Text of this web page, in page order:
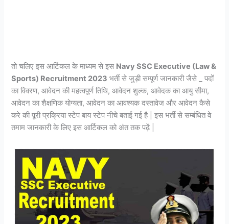
तो चलिए इस आर्टिकल के माध्यम से इस Navy SSC Executive (Law &
Sports) Recruitment 2023 भर्ती से जुड़ी सम्पूर्ण जानकारी जैसे _ पदों
का विवरण, आवेदन की महत्वपूर्ण तिथि, आवेदन शुल्क, आवेदक का आयु सीमा,
आवेदन का शैक्षणिक योग्यता, आवेदन का आवश्यक दस्तावेज और आवेदन कैसे
करे की पूरी प्रक्रिया स्टेप बाय स्टेप नीचे बताई गई है | इस भर्ती से सम्बंधित वे
तमाम जानकारी के लिए इस आर्टिकल को अंत तक पढ़ें |